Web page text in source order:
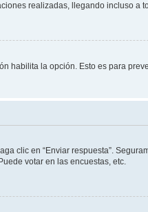
realizadas, llegando incluso a
habilita la opción. Esto es para
clic en “Enviar respuesta”.
votar en las encuestas, etc.